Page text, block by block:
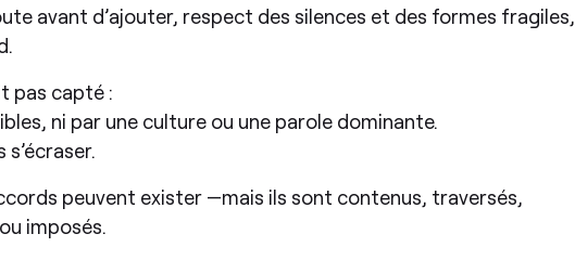
avant d’ajouter, respect des silences et des formes fragiles,
pas capté :
ni par une culture ou une parole dominante.
peuvent exister —mais ils sont contenus, traversés,
imposés.